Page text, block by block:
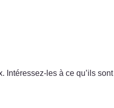
Intéressez-les à ce qu’ils sont